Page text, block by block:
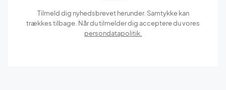
Tilmeld dig nyhedsbrevet herunder. Samtykke kan
trækkes tilbage. Når du tilmelder dig acceptere du vores
persondatapolitik.